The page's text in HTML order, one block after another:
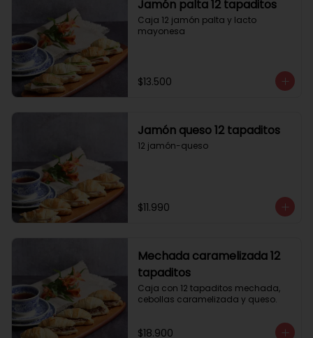
Jamón palta 12 tapaditos
Caja 12 jamón palta y lacto
mayonesa
$13.500
Jamón queso 12 tapaditos
12 jamón-queso
$11.990
Mechada caramelizada 12
tapaditos
Caja con 12 tapaditos mechada,
cebollas caramelizada y queso.
$18.900